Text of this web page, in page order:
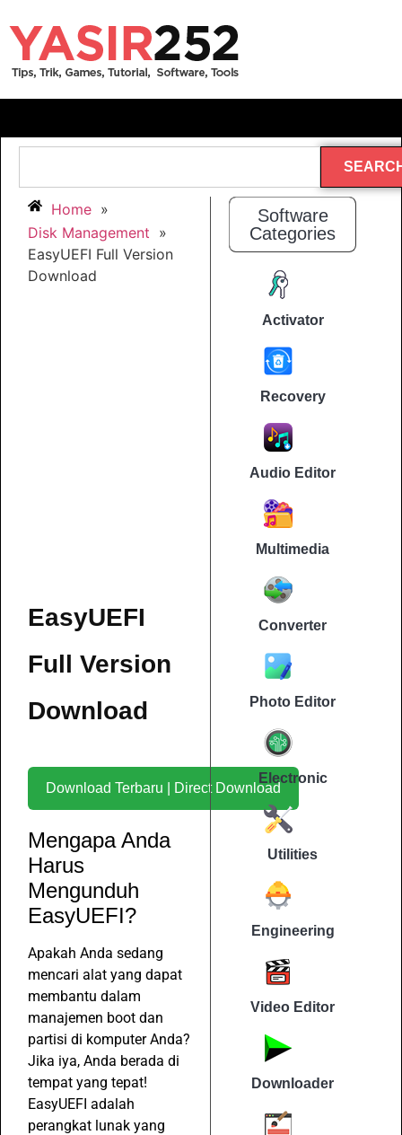
Home »
Disk Management »
EasyUEFI Full Version
Download
EasyUEFI
Full Version
Download
Download Terbaru | Direct Download
Mengapa Anda
Harus
Mengunduh
EasyUEFI?
Apakah Anda sedang
mencari alat yang dapat
membantu dalam
manajemen boot dan
partisi di komputer Anda?
Jika iya, Anda berada di
tempat yang tepat!
EasyUEFI adalah
perangkat lunak yang
Software
Categories
Activator
Recovery
Audio Editor
Multimedia
Converter
Photo Editor
Electronic
Utilities
Engineering
Video Editor
Downloader